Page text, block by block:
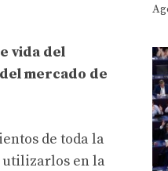
vida del
mercado de
de toda la
utilizarlos en la